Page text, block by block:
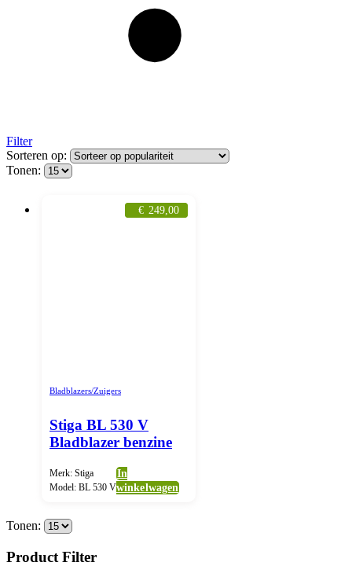
Filter
Sorteren op:
Tonen:
€ 249,00
Bladblazers/Zuigers
Stiga BL 530 V
Bladblazer benzine
Merk: Stiga
Model: BL 530 V
In
winkelwagen
Tonen:
Product Filter